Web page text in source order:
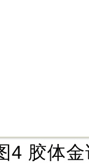
4 胶体